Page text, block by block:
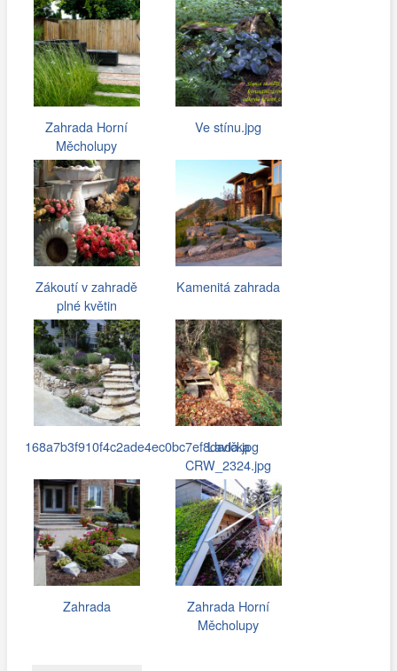
Zahrada Horní
Měcholupy
Ve stínu.jpg
Zákoutí v zahradě
plné květin
Kamenitá zahrada
168a7b3f910f4c2ade4ec0bc7ef8dada.jpg
Lavička
CRW_2324.jpg
Zahrada
Zahrada Horní
Měcholupy